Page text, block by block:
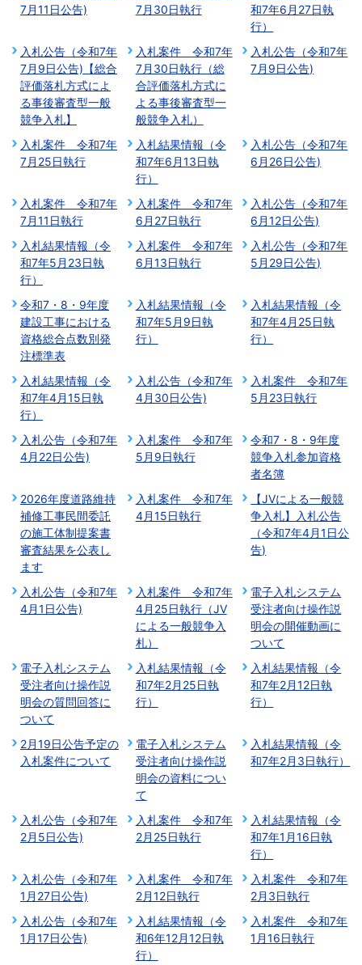
7月11日公告)
7月30日執行
和7年6月27日執
行）
入札公告（令和7年
7月9日公告)【総合
評価落札方式によ
る事後審査型一般
競争入札】
入札案件 令和7年
7月30日執行（総
合評価落札方式に
よる事後審査型一
般競争入札）
入札公告（令和7年
7月9日公告)
入札案件 令和7年
7月25日執行
入札結果情報（令
和7年6月13日執
行）
入札公告（令和7年
6月26日公告)
入札案件 令和7年
7月11日執行
入札案件 令和7年
6月27日執行
入札公告（令和7年
6月12日公告)
入札結果情報（令
和7年5月23日執
行）
入札案件 令和7年
6月13日執行
入札公告（令和7年
5月29日公告)
令和7・8・9年度
建設工事における
資格総合点数別発
注標準表
入札結果情報（令
和7年5月9日執
行）
入札結果情報（令
和7年4月25日執
行）
入札結果情報（令
和7年4月15日執
行）
入札公告（令和7年
4月30日公告)
入札案件 令和7年
5月23日執行
入札公告（令和7年
4月22日公告)
入札案件 令和7年
5月9日執行
令和7・8・9年度
競争入札参加資格
者名簿
2026年度道路維持
補修工事民間委託
の施工体制提案書
審査結果を公表し
ます
入札案件 令和7年
4月15日執行
【JVによる一般競
争入札】入札公告
（令和7年4月1日公
告)
入札公告（令和7年
4月1日公告)
入札案件 令和7年
4月25日執行（JV
による一般競争入
札）
電子入札システム
受注者向け操作説
明会の開催動画に
ついて
電子入札システム
受注者向け操作説
明会の質問回答に
ついて
入札結果情報（令
和7年2月25日執
行）
入札結果情報（令
和7年2月12日執
行）
2月19日公告予定の
入札案件について
電子入札システム
受注者向け操作説
明会の資料につい
て
入札結果情報（令
和7年2月3日執行）
入札公告（令和7年
2月5日公告)
入札案件 令和7年
2月25日執行
入札結果情報（令
和7年1月16日執
行）
入札公告（令和7年
1月27日公告)
入札案件 令和7年
2月12日執行
入札案件 令和7年
2月3日執行
入札公告（令和7年
1月17日公告)
入札結果情報（令
和6年12月12日執
行）
入札案件 令和7年
1月16日執行